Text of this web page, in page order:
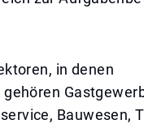
in denen
Bauwesen,